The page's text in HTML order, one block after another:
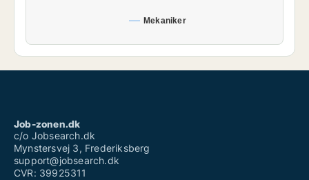
Mekaniker
Job-zonen.dk
c/o Jobsearch.dk
Mynstersvej 3, Frederiksberg
support@jobsearch.dk
CVR: 39925311